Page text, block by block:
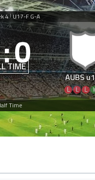
U17-F G-A
|
4
AUBS
L
L
L
0
:TIME
Time: -